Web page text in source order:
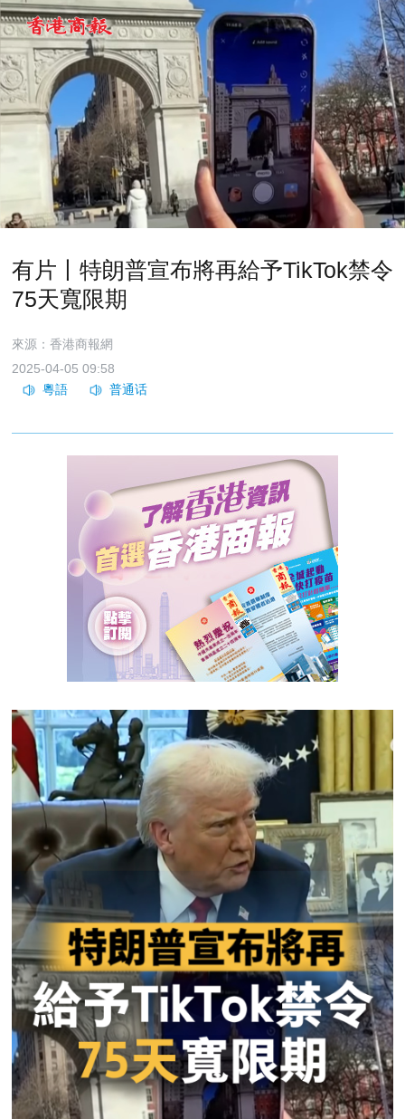
有片丨特朗普宣布將再給予TikTok禁令
75天寬限期
來源：香港商報網
2025-04-05 09:58